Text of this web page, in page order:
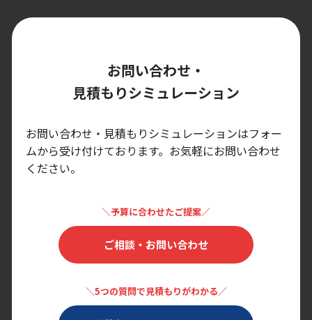
お問い合わせ・
見積もりシミュレーション
お問い合わせ・見積もりシミュレーションはフォー
ムから受け付けております。 お気軽にお問い合わせ
ください。
＼予算に合わせたご提案／
ご相談・お問い合わせ
＼5つの質問で見積もりがわかる／